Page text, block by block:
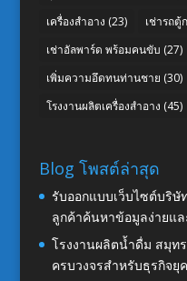
เครื่องสำอาง (23) เช่ารถตู้
เช่าอัลพาร์ด พร้อมคนขับ (27)
เพิ่มความอึดทนท่านชาย (30)
โรงงานผลิตเครื่องสำอาง (45)
Blog โพสต์ล่าสุด
รับออกแบบเว็บไซต์บริษั
ลูกค้าค้นหาข้อมูลง่ายแล
โรงงานผลิตน้ำดื่ม สมุท
ครบวงจรสำหรับธุรกิจยุ